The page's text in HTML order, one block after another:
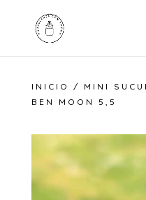
INICIO / MINI
BEN MOON 5,5